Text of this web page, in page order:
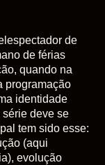
de
de férias
quando na
programação
identidade
série deve se
tem sido esse:
(aqui
evolução